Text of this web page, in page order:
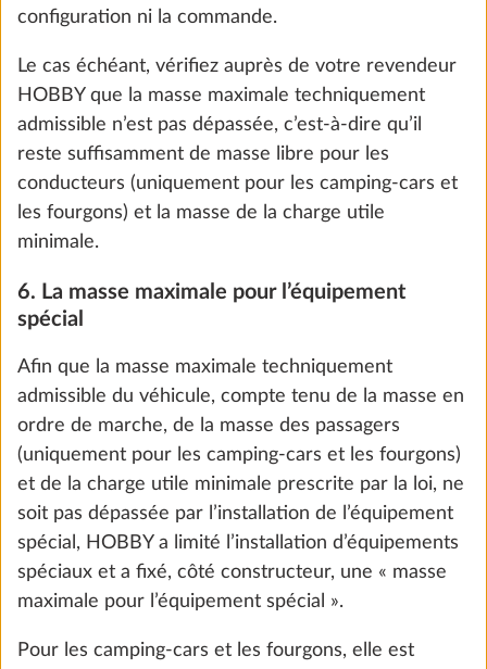
Ajouter
ÉTAPE 4 SUR 8
Mobilier
Moquette amovible Plus
Ajouter
configuration ni la commande.
Le cas échéant, vérifiez auprès de votre revendeur
HOBBY que la masse maximale techniquement
admissible n’est pas dépassée, c’est-à-dire qu’il
reste suffisamment de masse libre pour les
conducteurs (uniquement pour les camping-cars et
les fourgons) et la masse de la charge utile
minimale.
6. La masse maximale pour l’équipement
spécial
Afin que la masse maximale techniquement
admissible du véhicule, compte tenu de la masse en
ordre de marche, de la masse des passagers
(uniquement pour les camping-cars et les fourgons)
et de la charge utile minimale prescrite par la loi, ne
soit pas dépassée par l’installation de l’équipement
spécial, HOBBY a limité l’installation d’équipements
spéciaux et a fixé, côté constructeur, une « masse
maximale pour l’équipement spécial ».
Pour les camping-cars et les fourgons, elle est